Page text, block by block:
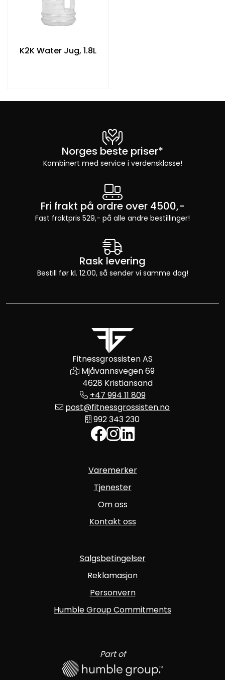
K2K Water Jug, 1.8L
Norges beste priser*
Kombinert med service i verdensklasse!
Fri frakt på ordre over 4500,-
Fast fraktpris 529,- på alle andre bestillinger!
Rask levering
Bestill før kl. 12:00, så sender vi samme dag!
Fitnessgrossisten AS
Mjåvannsvegen 69
4628 Kristiansand
+47 994 11 809
post@fitnessgrossisten.no
992 343 230
Varemerker
Tjenester
Om oss
Kontakt oss
Salgsbetingelser
Reklamasjon
Personvern
Humble Group Commitments
Part of